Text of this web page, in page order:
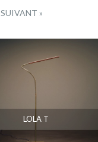
SUIVANT »
LOLA T